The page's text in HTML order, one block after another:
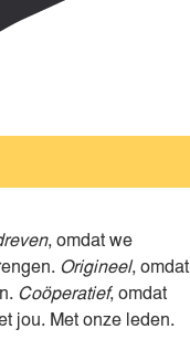
, omdat we
Origineel, omdat
Coöperatief, omdat
jou. Met onze leden.